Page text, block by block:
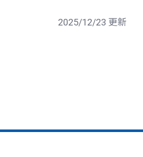
2025/12/23 更新